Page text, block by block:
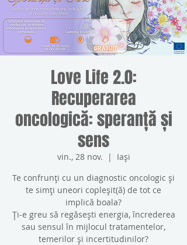
Love Life 2.0:
Recuperarea
oncologică: speranță și
sens
vin., 28 nov.
  |
Iași
Te confrunți cu un diagnostic oncologic și
te simți uneori copleșit(ă) de tot ce
implică boala?
Ți-e greu să regăsești energia, încrederea
sau sensul în mijlocul tratamentelor,
temerilor și incertitudinilor?